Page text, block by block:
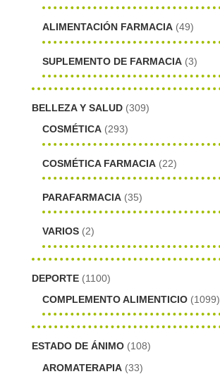
ALIMENTACIÓN FARMACIA (49)
SUPLEMENTO DE FARMACIA (3)
BELLEZA Y SALUD (309)
COSMÉTICA (293)
COSMÉTICA FARMACIA (22)
PARAFARMACIA (35)
VARIOS (2)
DEPORTE (1100)
COMPLEMENTO ALIMENTICIO (1099)
ESTADO DE ÁNIMO (108)
AROMATERAPIA (33)